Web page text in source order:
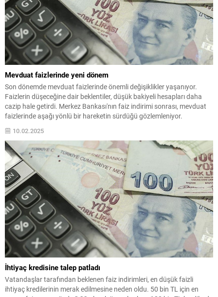
Mevduat faizlerinde yeni dönem
Son dönemde mevduat faizlerinde önemli değişiklikler yaşanıyor.
Faizlerin düşeceğine dair beklentiler, düşük bakiyeli hesapları daha
cazip hale getirdi. Merkez Bankası'nın faiz indirimi sonrası, mevduat
faizlerinde aşağı yönlü bir hareketin sürdüğü gözlemleniyor.
10.02.2025
İhtiyaç kredisine talep patladı
Vatandaşlar tarafından beklenen faiz indirimleri, en düşük faizli
ihtiyaç kredilerinin merak edilmesine neden oldu. 50 bin TL için en